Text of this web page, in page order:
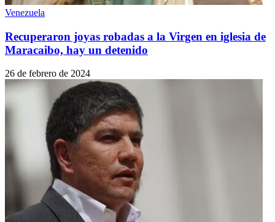
Venezuela
Recuperaron joyas robadas a la Virgen en iglesia de
Maracaibo, hay un detenido
26 de febrero de 2024